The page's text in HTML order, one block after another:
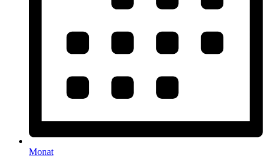
Monat